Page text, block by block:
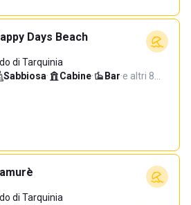
Days Beach
di Tarquinia
Sabbiosa· Cabine· Bar·e altri 8…
di Tarquinia